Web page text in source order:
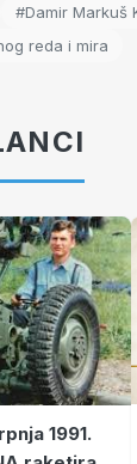
#Damir Markuš
reda i mira
1991.